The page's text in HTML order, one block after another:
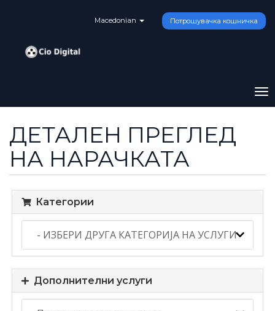
Macedonian Потрошувачка кошничка
ДЕТАЛЕН ПРЕГЛЕД
НА НАРАЧКАТА
Категории
Дополнителни услуги